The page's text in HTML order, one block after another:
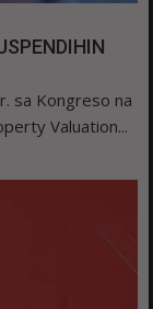
sa Kongreso na
Valuation...